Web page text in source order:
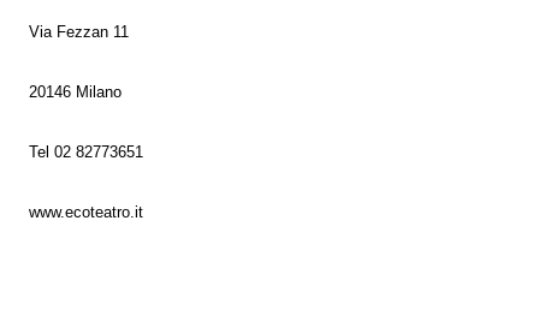
Via Fezzan 11
20146 Milano
Tel 02 82773651
www.ecoteatro.it